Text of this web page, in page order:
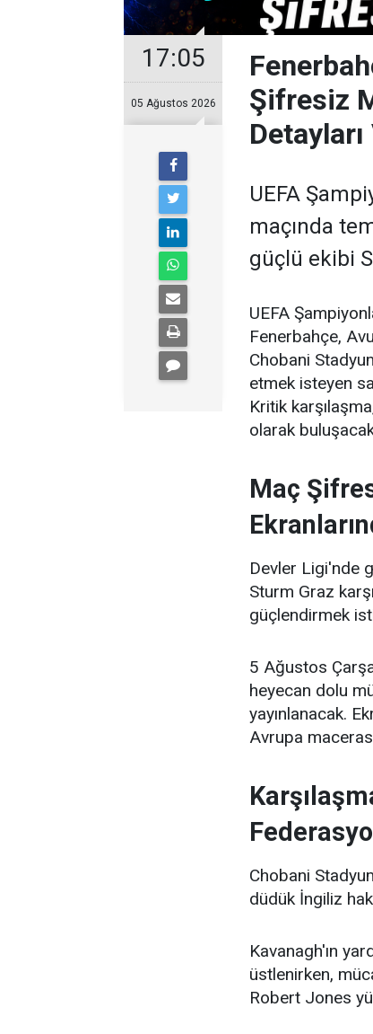
17:05
05 Ağustos 2026
Şifresiz
UEFA
maçında
güçlü ekibi
UEFA
Fenerbahçe,
Chobani
etmek isteyen
Kritik
olarak
Maç
Devler Ligi'nde
Sturm Graz
güçlendirmek
5 Ağustos
heyecan dolu
yayınlanacak.
Avrupa
Chobani
düdük İngiliz
Kavanagh'ın
üstlenirken,
Robert Jones